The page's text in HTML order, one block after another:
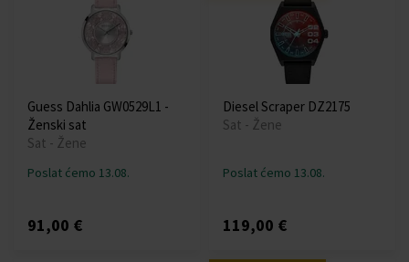
Guess Dahlia GW0529L1 -
Ženski sat
Sat - Žene
Poslat ćemo 13.08.
91,00 €
Diesel Scraper DZ2175
Sat - Žene
Poslat ćemo 13.08.
119,00 €